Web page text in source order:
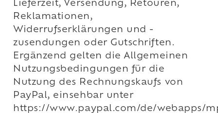
Lieferzeit, Versendung, Retouren,
Reklamationen,
Widerrufserklärungen und -
zusendungen oder Gutschriften.
Ergänzend gelten die Allgemeinen
Nutzungsbedingungen für die
Nutzung des Rechnungskaufs von
PayPal, einsehbar unter
https://www.paypal.com/de/webapps/